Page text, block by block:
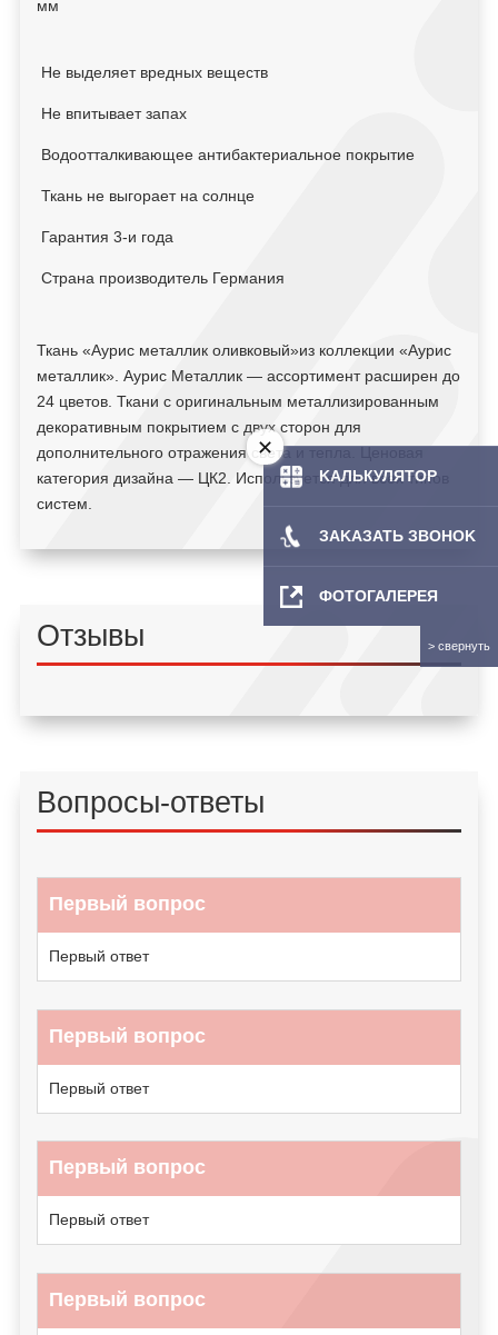
мм
Не выделяет вредных веществ
Не впитывает запах
Водоотталкивающее антибактериальное покрытие
Ткань не выгорает на солнце
Гарантия 3-и года
Страна производитель Германия
Ткань «Аурис металлик оливковый»из коллекции «Аурис
металлик». Аурис Металлик — ассортимент расширен до
24 цветов. Ткани с оригинальным металлизированным
декоративным покрытием с двух сторон для
дополнительного отражения света и тепла. Ценовая
категория дизайна — ЦК2. Используется для всех типов
систем.
Отзывы
Вопросы-ответы
Первый вопрос
Первый ответ
Первый вопрос
Первый ответ
Первый вопрос
Первый ответ
Первый вопрос
KAЛЬКУЛЯТOP
ЗAKAЗATЬ ЗBOHOK
ФОТОГАЛЕРЕЯ